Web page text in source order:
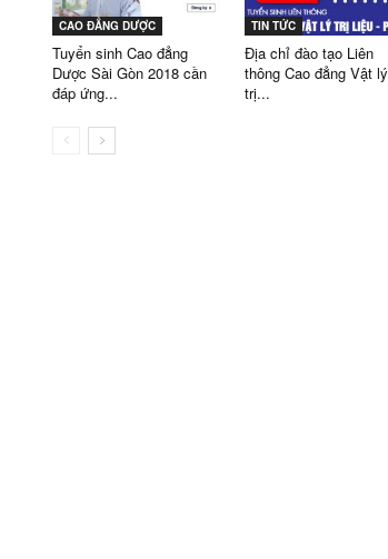
CAO ĐẲNG DƯỢC
Tuyển sinh Cao đẳng
Dược Sài Gòn 2018 cần
đáp ứng...
TIN TỨC
Địa chỉ đào tạo Liên
thông Cao đẳng Vật lý
trị...